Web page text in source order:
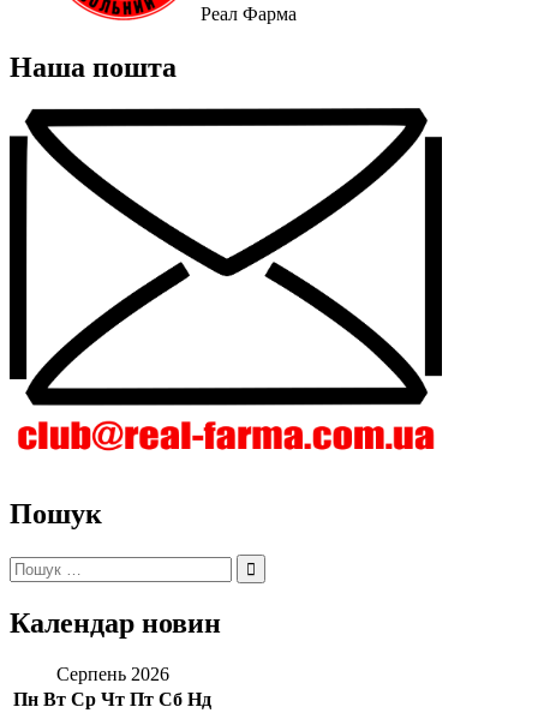
Реал Фарма
Наша пошта
Пошук
Пошук:
Календар новин
Серпень 2026
Пн Вт Ср Чт Пт Сб Нд